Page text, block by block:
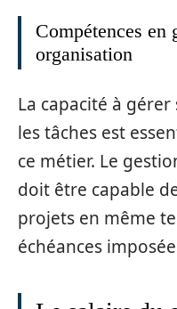
Compétences en
organisation
La capacité à
les tâches est
ce métier. Le
doit être capable
projets en même
échéances